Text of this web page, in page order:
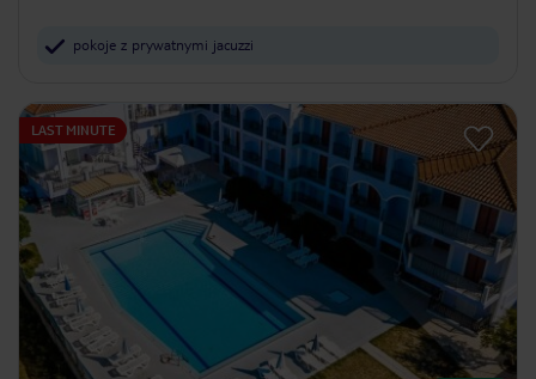
pokoje z prywatnymi jacuzzi
LAST MINUTE